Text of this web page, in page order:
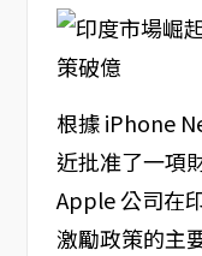
根據 iPhone
近批准了一項
Apple 公司在
激勵政策的主